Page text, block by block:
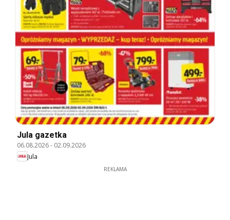
Jula gazetka
06.08.2026- 02.09.2026
Jula
REKLAMA